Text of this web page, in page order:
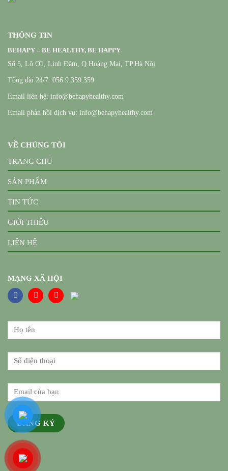
THÔNG TIN
BEHAPY – BE HEALTHY, BE HAPPY
Số 5, Lô Ơ1, Linh Đàm, Q.Hoàng Mai, TP.Hà Nội
Tổng đài 24/7: 056 9.359.359
Email liên hệ: info@behapyhealthy.com
Email phản hồi dịch vụ: info@behapyhealthy.com
VỀ CHÚNG TÔI
TRANG CHỦ
SẢN PHẨM
TIN TỨC
GIỚI THIỆU
LIÊN HỆ
MẠNG XÃ HỘI